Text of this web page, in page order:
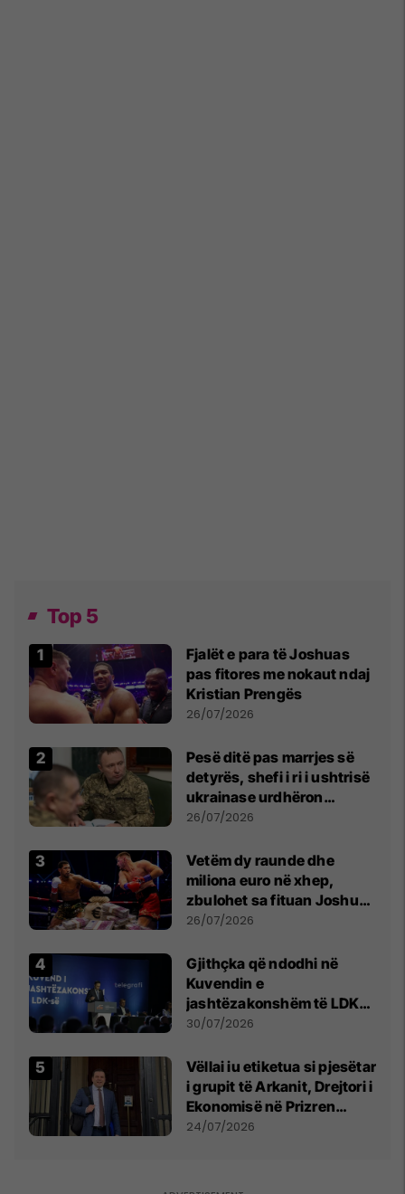
Top 5
Fjalët e para të Joshuas
pas fitores me nokaut ndaj
Kristian Prengës
26/07/2026
Pesë ditë pas marrjes së
detyrës, shefi i ri i ushtrisë
ukrainase urdhëron
kontroll të madh
26/07/2026
Vetëm dy raunde dhe
miliona euro në xhep,
zbulohet sa fituan Joshua
e Prenga
26/07/2026
Gjithçka që ndodhi në
Kuvendin e
jashtëzakonshëm të LDK-
së
30/07/2026
Vëllai iu etiketua si pjesëtar
i grupit të Arkanit, Drejtori i
Ekonomisë në Prizren
mohon pretendimet
24/07/2026